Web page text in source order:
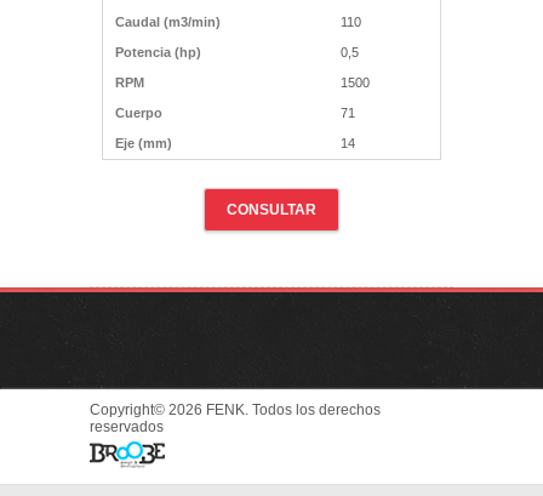
Caudal (m3/min) 110
Potencia (hp) 0,5
RPM 1500
Cuerpo 71
Eje (mm) 14
CONSULTAR
Copyright© 2026 FENK. Todos los derechos
reservados